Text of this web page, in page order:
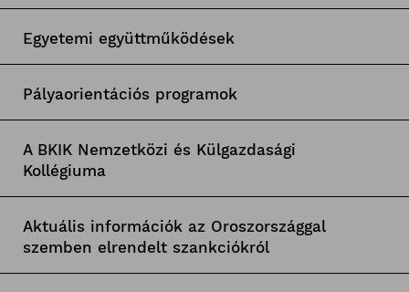
Egyetemi együttműködések
Pályaorientációs programok
A BKIK Nemzetközi és Külgazdasági
Kollégiuma
Aktuális információk az Oroszországgal
szemben elrendelt szankciókról